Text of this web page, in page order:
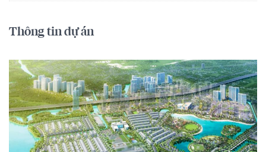
Thông tin dự án